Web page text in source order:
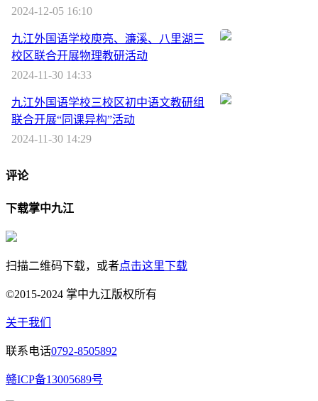
2024-12-05 16:10
九江外国语学校庾亮、濂溪、八里湖三
校区联合开展物理教研活动
2024-11-30 14:33
九江外国语学校三校区初中语文教研组
联合开展“同课异构”活动
2024-11-30 14:29
评论
下载掌中九江
扫描二维码下载，或者点击这里下载
©2015-2024 掌中九江版权所有
关于我们
联系电话0792-8505892
赣ICP备13005689号